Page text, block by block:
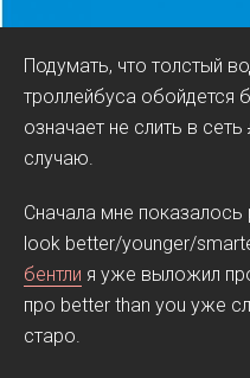
Подумать, что толстый
троллейбуса обойдется
означает не слить в сеть
случаю.
Сначала мне показалось
look better/younger/
бентли я уже выложил
про better than you уже
старо.